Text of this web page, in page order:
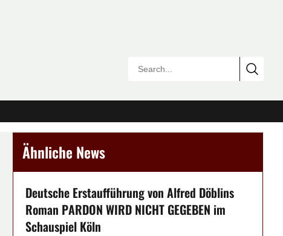
Ähnliche News
Deutsche Erstaufführung von Alfred Döblins
Roman PARDON WIRD NICHT GEGEBEN im
Schauspiel Köln